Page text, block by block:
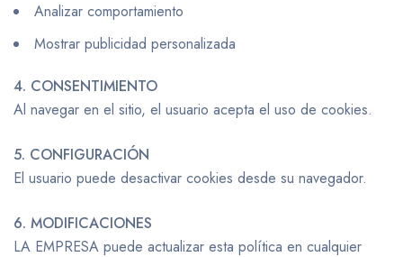
Analizar comportamiento
Mostrar publicidad personalizada
4. CONSENTIMIENTO
Al navegar en el sitio, el usuario acepta el uso de cookies.
5. CONFIGURACIÓN
El usuario puede desactivar cookies desde su navegador.
6. MODIFICACIONES
LA EMPRESA puede actualizar esta política en cualquier